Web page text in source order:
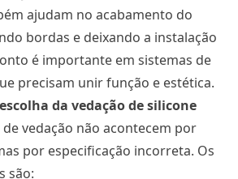
ajudam no acabamento do
bordas e deixando a instalação
é importante em sistemas de
precisam unir função e estética.
da vedação de silicone
vedação não acontecem por
por especificação incorreta. Os
são: